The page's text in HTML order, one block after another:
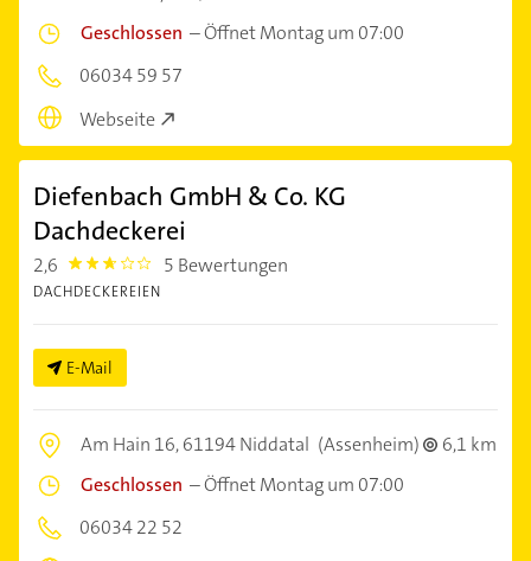
Geschlossen –Öffnet Montag um 07:00
06034 59 57
Webseite
Diefenbach GmbH & Co. KG
Dachdeckerei
2,6 2.6000001 5 Bewertungen
DACHDECKEREIEN
E-Mail
Am Hain 16,61194 Niddatal (Assenheim)
6,1 km
Geschlossen –Öffnet Montag um 07:00
06034 22 52